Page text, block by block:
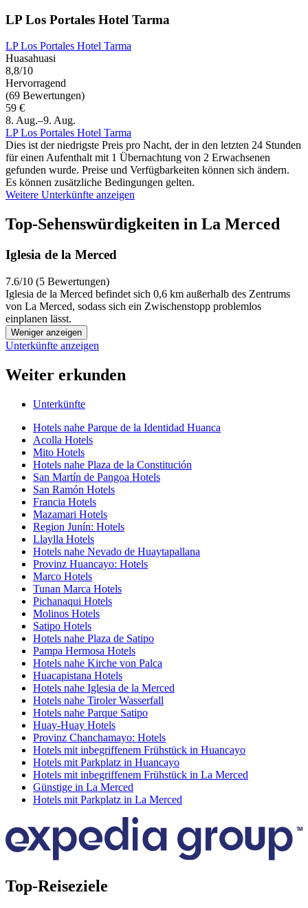
LP Los Portales Hotel Tarma
LP Los Portales Hotel Tarma
Huasahuasi
8,8/10
Hervorragend
(69 Bewertungen)
59 €
8. Aug.–9. Aug.
LP Los Portales Hotel Tarma
Dies ist der niedrigste Preis pro Nacht, der in den letzten 24 Stunden
für einen Aufenthalt mit 1 Übernachtung von 2 Erwachsenen
gefunden wurde. Preise und Verfügbarkeiten können sich ändern.
Es können zusätzliche Bedingungen gelten.
Weitere Unterkünfte anzeigen
Top-Sehenswürdigkeiten in La Merced
Iglesia de la Merced
7.6/10 (5 Bewertungen)
Iglesia de la Merced befindet sich 0,6 km außerhalb des Zentrums
von La Merced, sodass sich ein Zwischenstopp problemlos
einplanen lässt.
Weniger anzeigen
Unterkünfte anzeigen
Weiter erkunden
Unterkünfte
Hotels nahe Parque de la Identidad Huanca
Acolla Hotels
Mito Hotels
Hotels nahe Plaza de la Constitución
San Martín de Pangoa Hotels
San Ramón Hotels
Francia Hotels
Mazamari Hotels
Region Junín: Hotels
Llaylla Hotels
Hotels nahe Nevado de Huaytapallana
Provinz Huancayo: Hotels
Marco Hotels
Tunan Marca Hotels
Pichanaqui Hotels
Molinos Hotels
Satipo Hotels
Hotels nahe Plaza de Satipo
Pampa Hermosa Hotels
Hotels nahe Kirche von Palca
Huacapistana Hotels
Hotels nahe Iglesia de la Merced
Hotels nahe Tiroler Wasserfall
Hotels nahe Parque Satipo
Huay-Huay Hotels
Provinz Chanchamayo: Hotels
Hotels mit inbegriffenem Frühstück in Huancayo
Hotels mit Parkplatz in Huancayo
Hotels mit inbegriffenem Frühstück in La Merced
Günstige in La Merced
Hotels mit Parkplatz in La Merced
Top-Reiseziele